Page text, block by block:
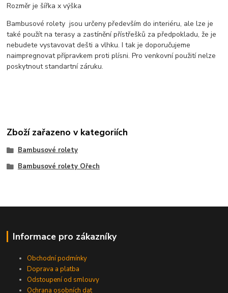
Rozměr je šířka x výška
Bambusové rolety jsou určeny především do interiéru, ale lze je
také použít na terasy a zastínění přístřešků za předpokladu, že je
nebudete vystavovat dešti a vlhku. I tak je doporučujeme
naimpregnovat přípravkem proti plísni. Pro venkovní použití nelze
poskytnout standartní záruku.
Zboží zařazeno v kategoriích
Bambusové rolety
Bambusové rolety Ořech
Informace pro zákazníky
Obchodní podmínky
Doprava a platba
Odstoupení od smlouvy
Ochrana osobních dat